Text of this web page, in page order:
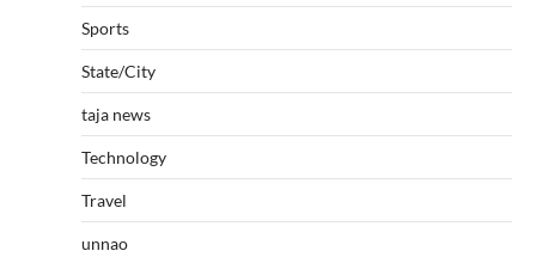
Sports
State/City
taja news
Technology
Travel
unnao